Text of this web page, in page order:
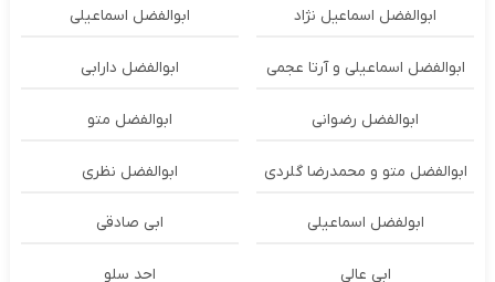
ابوالفضل اسماعیل نژاد ابوالفضل اسماعیلی
ابوالفضل اسماعیلی و آرتا عجمی ابوالفضل دارابی
ابوالفضل رضوانی ابوالفضل متو
ابوالفضل متو و محمدرضا گلردی ابوالفضل نظری
ابولفضل اسماعیلی ابی صادقی
ابی عالی احد سلو